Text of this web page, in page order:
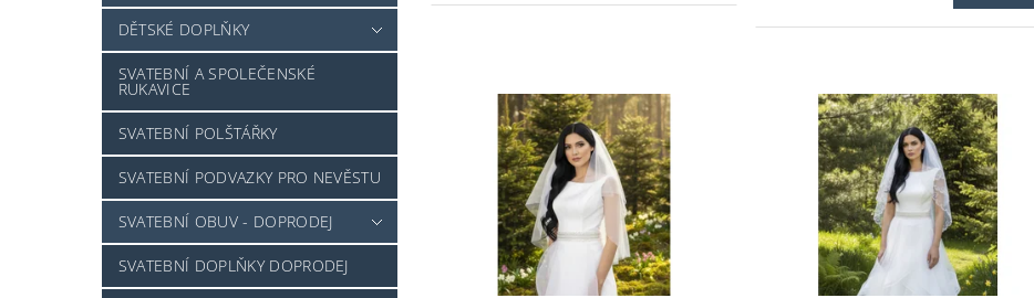
DĚTSKÉ DOPLŇKY
SVATEBNÍ A SPOLEČENSKÉ
RUKAVICE
SVATEBNÍ POLŠTÁŘKY
SVATEBNÍ PODVAZKY PRO NEVĚSTU
SVATEBNÍ OBUV - DOPRODEJ
SVATEBNÍ DOPLŇKY DOPRODEJ